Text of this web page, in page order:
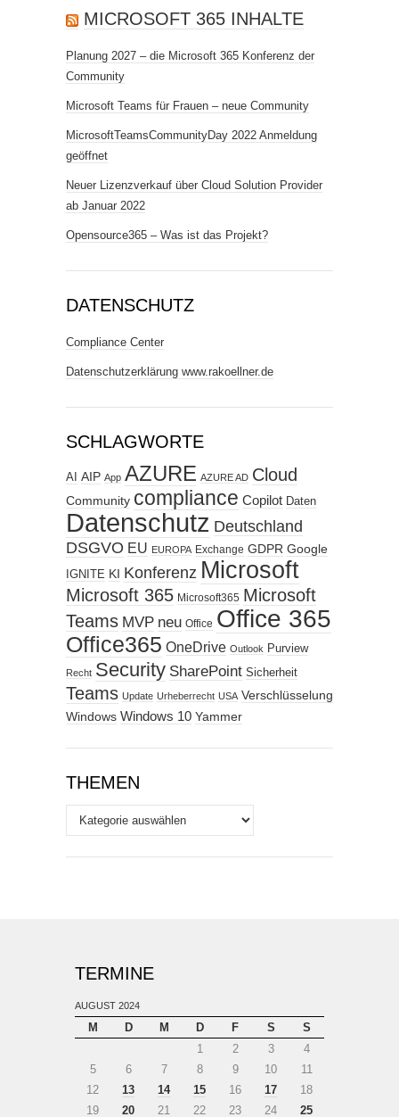
MICROSOFT 365 INHALTE
Planung 2027 – die Microsoft 365 Konferenz der
Community
Microsoft Teams für Frauen – neue Community
MicrosoftTeamsCommunityDay 2022 Anmeldung
geöffnet
Neuer Lizenzverkauf über Cloud Solution Provider
ab Januar 2022
Opensource365 – Was ist das Projekt?
DATENSCHUTZ
Compliance Center
Datenschutzerklärung www.rakoellner.de
SCHLAGWORTE
AI AIP App AZURE AZURE AD Cloud
Community compliance Copilot Daten
Datenschutz Deutschland
DSGVO EU EUROPA Exchange GDPR Google
IGNITE KI Konferenz Microsoft
Microsoft 365 Microsoft365 Microsoft
Teams MVP neu Office Office 365
Office365 OneDrive Outlook Purview
Recht Security SharePoint Sicherheit
Teams Update Urheberrecht USA Verschlüsselung
Windows Windows 10 Yammer
THEMEN
Themen
TERMINE
AUGUST 2024
M D M D F S
S
1
2 3
4
5
6 7 8 9 10
11
12
13 14 15 16 17
18
19
20 21 22 23 24 25